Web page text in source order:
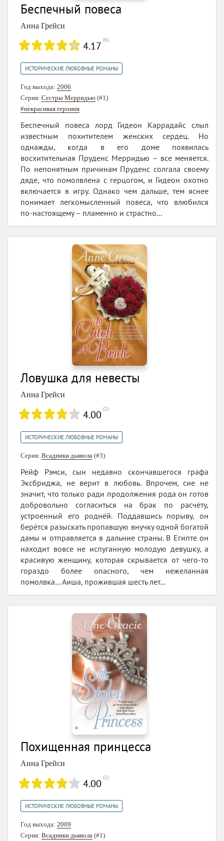
Беспечный повеса
Анна Грейси
4.17 (6)
ИСТОРИЧЕСКИЕ ЛЮБОВНЫЕ РОМАНЫ
Год выхода: 2006
Серия: Сестры Мерридью (#1)
#некрасивая героиня
Беспечный повеса лорд Гидеон Каррадайс слыл
известным похитителем женских сердец. Но
однажды, когда в его доме появилась
восхитительная Пруденс Мерридью – все меняется.
По непонятным причинам Пруденс солгала своему
дяде, что помолвлена с герцогом, и Гидеон охотно
включается в игру. Однако чем дальше, тем яснее
понимает легкомысленный повеса, что влюбился
по-настоящему – пламенно и страстно...
Ловушка для невесты
Анна Грейси
4.00 (2)
ИСТОРИЧЕСКИЕ ЛЮБОВНЫЕ РОМАНЫ
Серия: Всадники дьявола (#3)
Рейф Рэмси, сын недавно скончавшегося графа
Эксбриджа, не верит в любовь. Впрочем, сие не
значит, что только ради продолжения рода он готов
добровольно согласиться на брак по расчёту,
устроенный его роднёй. Поддавшись порыву, он
берётся разыскать пропавшую внучку одной богатой
дамы и отправляется в дальние страны. В Египте он
находит вовсе не испуганную молодую девушку, а
красивую женщину, которая скрывается от чего-то
гораздо более опасного, чем нежеланная
помолвка… Аиша, прожившая шесть лет...
Похищенная принцесса
Анна Грейси
4.00 (2)
ИСТОРИЧЕСКИЕ ЛЮБОВНЫЕ РОМАНЫ
Год выхода: 2009
Серия: Всадники дьявола (#1)